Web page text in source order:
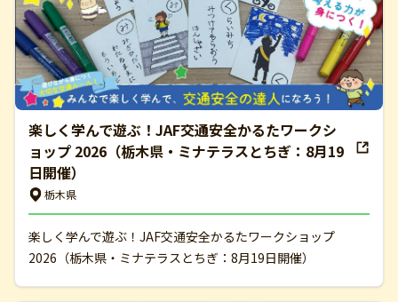
楽しく学んで遊ぶ！JAF交通安全かるたワークシ
ョップ 2026（栃木県・ミナテラスとちぎ：8月19
日開催）
栃木県
楽しく学んで遊ぶ！JAF交通安全かるたワークショップ
2026（栃木県・ミナテラスとちぎ：8月19日開催）